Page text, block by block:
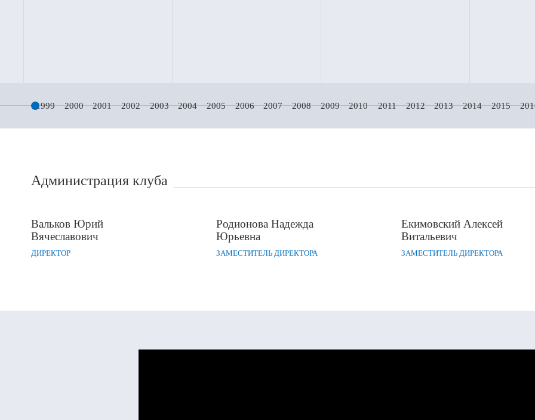
1999 2000 2001 2002 2003 2004 2005 2006 2007 2008 2009 2010 2011 2012 2013 2014 2015
Администрация клуба
Вальков Юрий
Вячеславович
ДИРЕКТОР
Родионова Надежда
Юрьевна
ЗАМЕСТИТЕЛЬ ДИРЕКТОРА
Екимовский Алексей
Витальевич
ЗАМЕСТИТЕЛЬ ДИРЕКТОРА